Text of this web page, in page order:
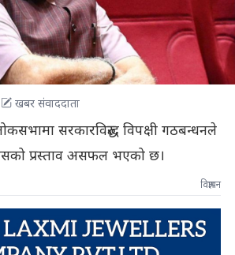
खबर संवाददाता
सरकारविरुद्ध विपक्षी गठबन्धनले
प्रस्ताव असफल भएको छ।
विज्ञापन